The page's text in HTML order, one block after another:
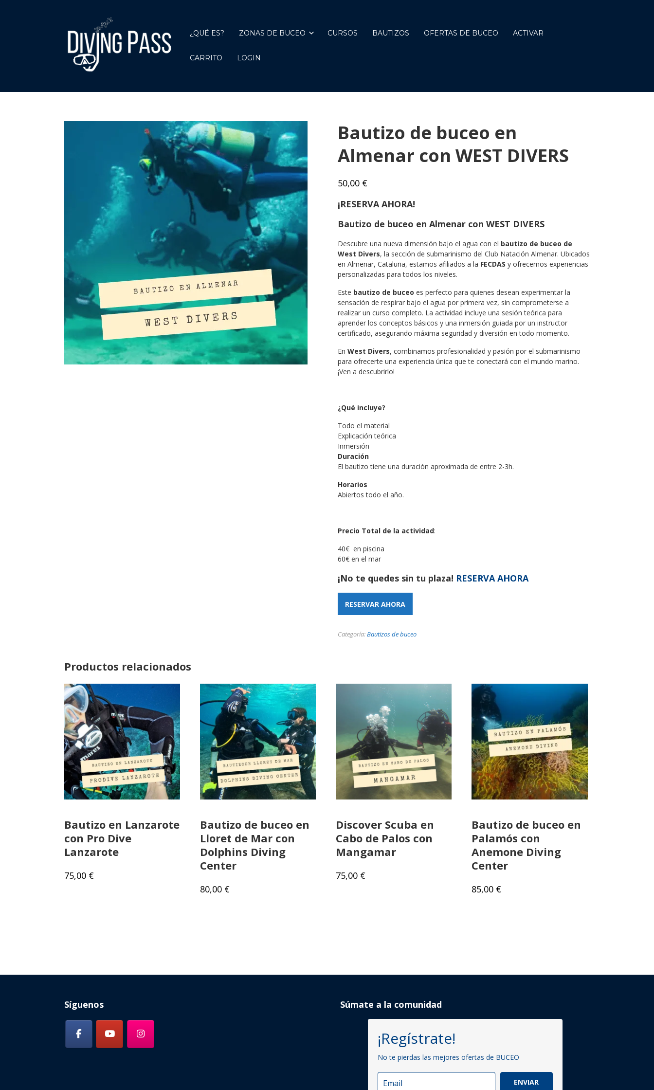
¿QUÉ ES? ZONAS DE BUCEO CURSOS BAUTIZOS OFERTAS DE BUCEO ACTIVAR
CARRITO LOGIN
Bautizo de buceo en
Almenar con WEST DIVERS
50,00 €
¡RESERVA AHORA!
Bautizo de buceo en Almenar con WEST DIVERS
Descubre una nueva dimensión bajo el agua con el bautizo de buceo de
West Divers, la sección de submarinismo del Club Natación Almenar. Ubicados
en Almenar, Cataluña, estamos afiliados a la FECDAS y ofrecemos experiencias
personalizadas para todos los niveles.
Este bautizo de buceo es perfecto para quienes desean experimentar la
sensación de respirar bajo el agua por primera vez, sin comprometerse a
realizar un curso completo. La actividad incluye una sesión teórica para
aprender los conceptos básicos y una inmersión guiada por un instructor
certificado, asegurando máxima seguridad y diversión en todo momento.
En West Divers, combinamos profesionalidad y pasión por el submarinismo
para ofrecerte una experiencia única que te conectará con el mundo marino.
¡Ven a descubrirlo!
¿Qué incluye?
Todo el material
Explicación teórica
Inmersión
Duración
El bautizo tiene una duración aproximada de entre 2-3h.
Horarios
Abiertos todo el año.
Precio Total de la actividad:
40€ en piscina
60€ en el mar
¡No te quedes sin tu plaza! RESERVA AHORA
RESERVAR AHORA
Categoría:Bautizos de buceo
Productos relacionados
Bautizo en Lanzarote
con Pro Dive
Lanzarote
75,00 €
Bautizo de buceo en
Lloret de Mar con
Dolphins Diving
Center
80,00 €
Discover Scuba en
Cabo de Palos con
Mangamar
75,00 €
Bautizo de buceo en
Palamós con
Anemone Diving
Center
85,00 €
Síguenos Súmate a la comunidad
¡Regístrate!
No te pierdas las mejores ofertas de BUCEO
ENVIAR